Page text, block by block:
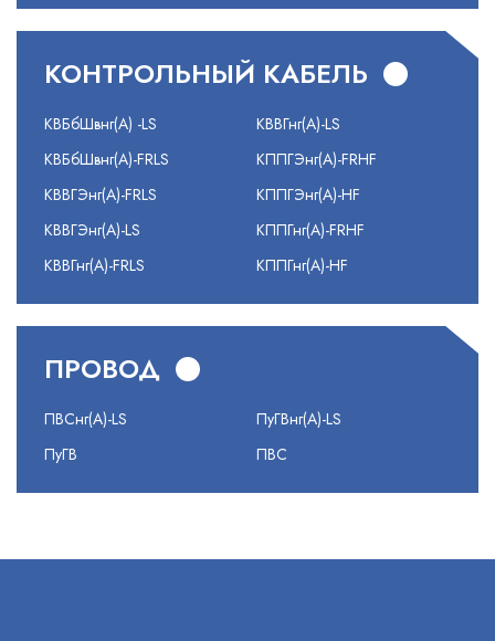
КОНТРОЛЬНЫЙ КАБЕЛЬ
КВБбШвнг(А) -LS
КВБбШвнг(А)-FRLS
КВВГЭнг(А)-FRLS
КВВГЭнг(А)-LS
КВВГнг(А)-FRLS
КВВГнг(А)-LS
КППГЭнг(А)-FRHF
КППГЭнг(А)-HF
КППГнг(А)-FRHF
КППГнг(А)-HF
ПРОВОД
ПВСнг(А)-LS
ПуГВ
ПуГВнг(А)-LS
ПВС